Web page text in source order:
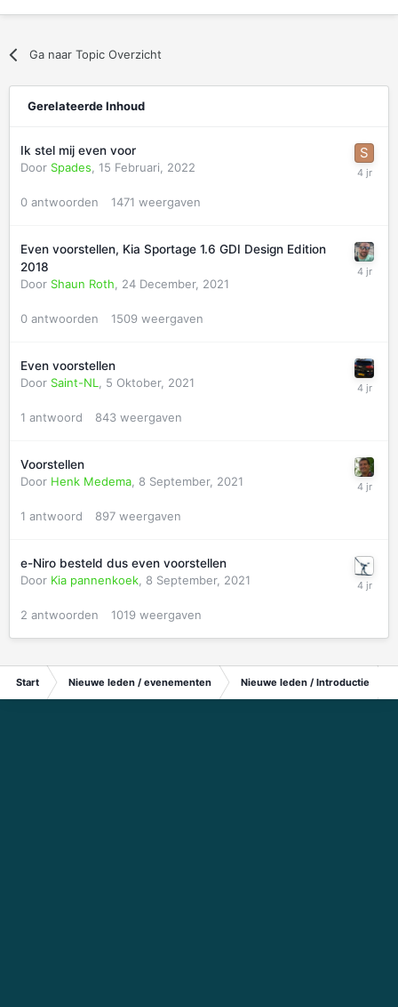
Ga naar Topic Overzicht
Gerelateerde Inhoud
Ik stel mij even voor
Door Spades 15 Februari, 2022
0 antwoorden 1471 weergaven
Even voorstellen, Kia Sportage 1.6 GDI Design Edition
2018
Door Shaun Roth 24 December, 2021
0 antwoorden 1509 weergaven
Even voorstellen
Door Saint-NL 5 Oktober, 2021
1 antwoord 843 weergaven
Voorstellen
Door Henk Medema 8 September, 2021
1 antwoord 897 weergaven
e-Niro besteld dus even voorstellen
Door Kia pannenkoek 8 September, 2021
2 antwoorden 1019 weergaven
Start Nieuwe leden / evenementen Nieuwe leden / Introductie